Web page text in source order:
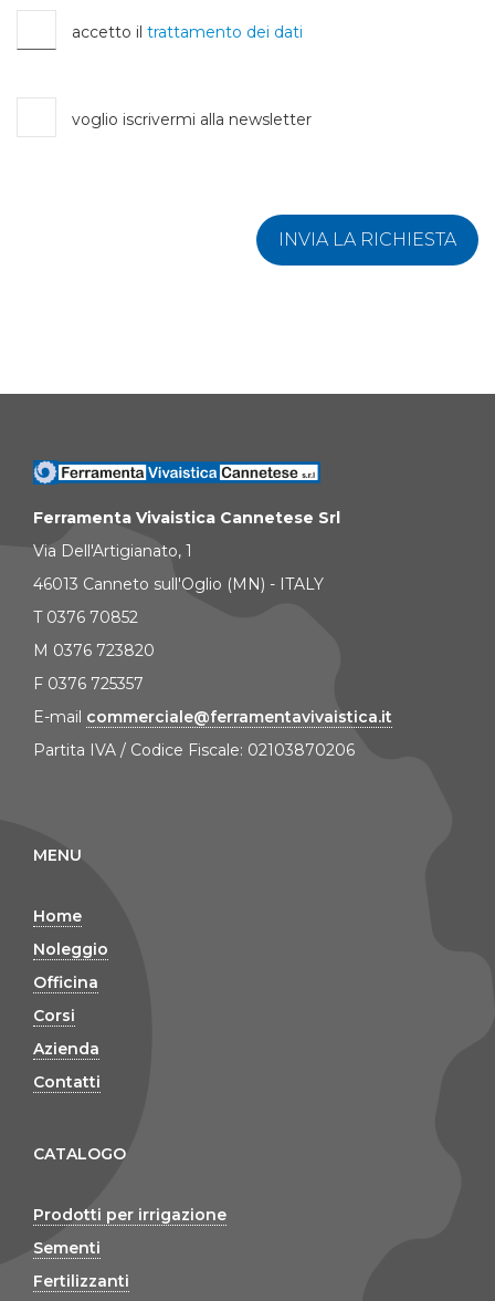
accetto il trattamento dei dati
voglio iscrivermi alla newsletter
INVIA LA RICHIESTA
Ferramenta Vivaistica Cannetese Srl
Via Dell'Artigianato, 1
46013 Canneto sull'Oglio (MN) - ITALY
T 0376 70852
M 0376 723820
F 0376 725357
E-mail commerciale@ferramentavivaistica.it
Partita IVA / Codice Fiscale: 02103870206
MENU
Home
Noleggio
Officina
Corsi
Azienda
Contatti
CATALOGO
Prodotti per irrigazione
Sementi
Fertilizzanti